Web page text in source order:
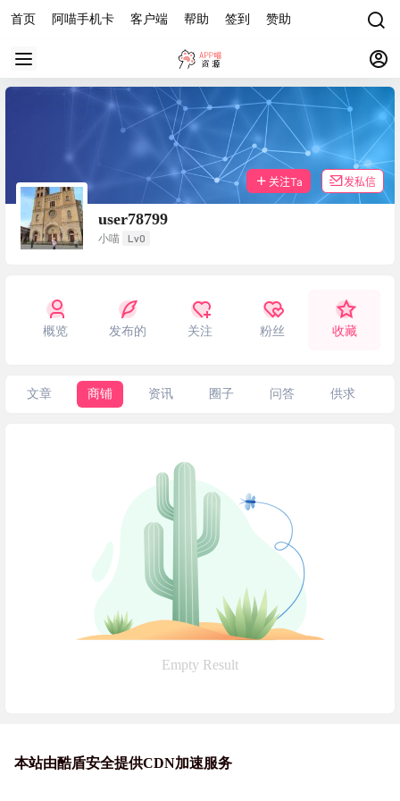
首页 阿喵手机卡 客户端 帮助 签到 赞助
user78799
小喵 Lv0
关注Ta 发私信
概览 发布的 关注 粉丝 收藏
文章 商铺 资讯 圈子 问答 供求
Empty Result
本站由酷盾安全提供CDN加速服务